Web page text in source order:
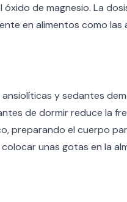
óxido de magnesio. La
en alimentos como las
y sedantes
de dormir reduce la
preparando el cuerpo
unas gotas en la